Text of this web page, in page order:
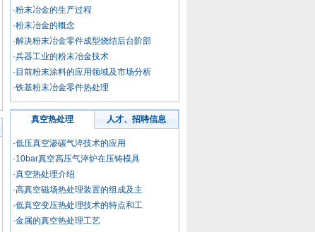
委员 潘
委员
会专家工作委员会
委员
中国热处理行业
协会专家工作委
委员
·粉末冶金的生产过程
·粉末冶金的概念
·解决粉末冶金零件成型烧结后台阶部
·兵器工业的粉末冶金技术
·目前粉末涂料的应用领域及市场分析
·铁基粉末冶金零件热处理
真空热处理 人才、招聘信息
·低压真空渗碳气淬技术的应用
·10bar真空高压气淬炉在压铸模具
·真空热处理介绍
·高真空磁场热处理装置的组成及主
·低真空变压热处理技术的特点和工
·金属的真空热处理工艺